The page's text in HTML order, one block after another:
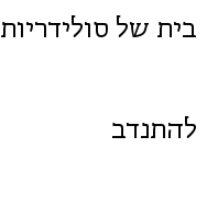
להתנדב
בית של סולידריות